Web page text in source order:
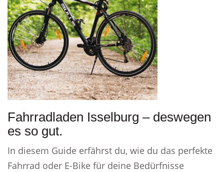
Fahrradladen Isselburg – deswegen
es so gut.
In diesem Guide erfährst du, wie du das perfekte
Fahrrad oder E-Bike für deine Bedürfnisse